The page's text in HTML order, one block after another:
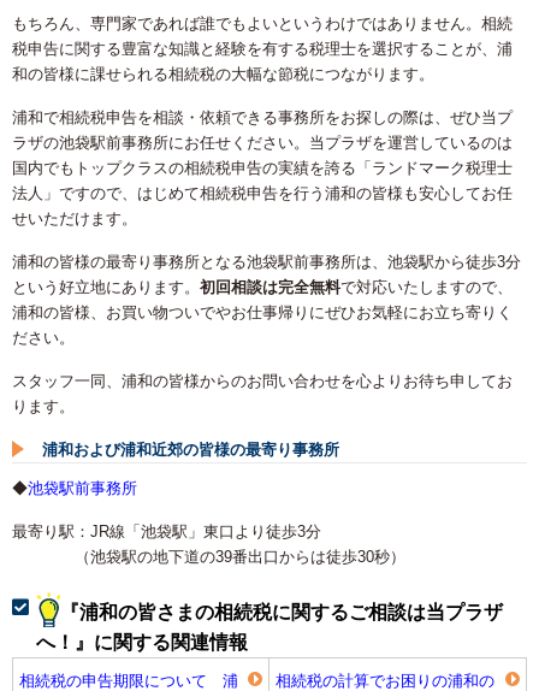
もちろん、専門家であれば誰でもよいというわけではありません。相続
税申告に関する豊富な知識と経験を有する税理士を選択することが、浦
和の皆様に課せられる相続税の大幅な節税につながります。
浦和で相続税申告を相談・依頼できる事務所をお探しの際は、ぜひ当プ
ラザの池袋駅前事務所にお任せください。当プラザを運営しているのは
国内でもトップクラスの相続税申告の実績を誇る「ランドマーク税理士
法人」ですので、はじめて相続税申告を行う浦和の皆様も安心してお任
せいただけます。
浦和の皆様の最寄り事務所となる池袋駅前事務所は、池袋駅から徒歩3分
という好立地にあります。 初回相談は完全無料で対応いたしますので、
浦和の皆様、お買い物ついでやお仕事帰りにぜひお気軽にお立ち寄りく
ださい。
スタッフ一同、浦和の皆様からのお問い合わせを心よりお待ち申してお
ります。
浦和および浦和近郊の皆様の最寄り事務所
◆池袋駅前事務所
最寄り駅：JR線「池袋駅」東口より徒歩3分
（池袋駅の地下道の39番出口からは徒歩30秒）
『浦和の皆さまの相続税に関するご相談は当プラザ
へ！』に関する関連情報
相続税の申告期限について 浦
相続税の計算でお困りの浦和の